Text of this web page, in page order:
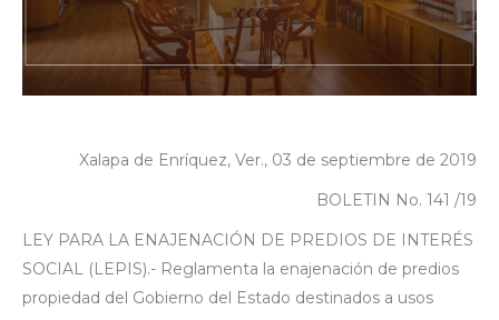
Xalapa de Enríquez, Ver., 03 de septiembre de 2019
BOLETIN No. 141 /19
LEY PARA LA ENAJENACIÓN DE PREDIOS DE INTERÉS
SOCIAL (LEPIS).- Reglamenta la enajenación de predios
propiedad del Gobierno del Estado destinados a usos